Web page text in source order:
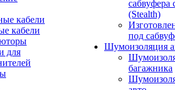
кабели
кабели
для
сабвуфера
(Stealth)
под
Шумоизоляция
багажника